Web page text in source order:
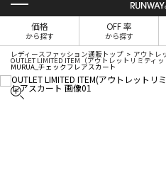
価格
から探す
OFF 率
から探す
レディースファッション通販トップ アウトレ
OUTLET LIMITED ITEM（アウトレットリミティッ
MURUA_チェックフレアスカート